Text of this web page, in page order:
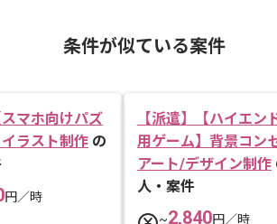
条件が似ている案件
スマホ向けパズ
ラスト制作 の
円／時
【派遣】【ハイエン
用ゲーム】背景コン
アート/デザイン制作
人・案件
~2,840円／時